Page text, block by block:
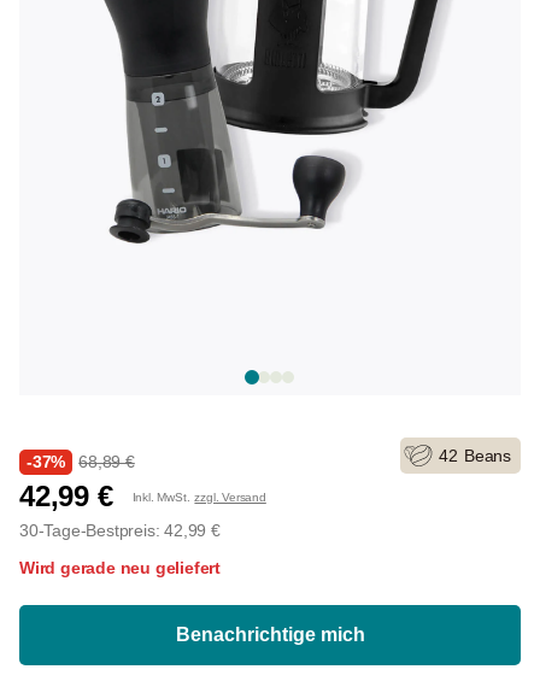
-37% 68,89 €
42,99 € Inkl. MwSt. zzgl. Versand
30-Tage-Bestpreis: 42,99 €
42 Beans
Wird gerade neu geliefert
Benachrichtige mich